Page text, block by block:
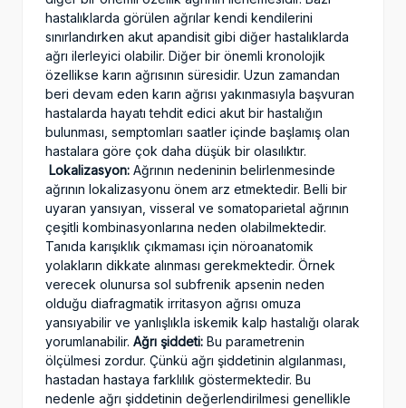
hastalıklarda görülen ağrılar kendi kendilerini
sınırlandırken akut apandisit gibi diğer hastalıklarda
ağrı ilerleyici olabilir. Diğer bir önemli kronolojik
özellikse karın ağrısının süresidir. Uzun zamandan
beri devam eden karın ağrısı yakınmasıyla başvuran
hastalarda hayatı tehdit edici akut bir hastalığın
bulunması, semptomları saatler içinde başlamış olan
hastalara göre çok daha düşük bir olasılıktır.
Lokalizasyon: Ağrının nedeninin belirlenmesinde
ağrının lokalizasyonu önem arz etmektedir. Belli bir
uyaran yansıyan, visseral ve somatoparietal ağrının
çeşitli kombinasyonlarına neden olabilmektedir.
Tanıda karışıklık çıkmaması için nöroanatomik
yolakların dikkate alınması gerekmektedir. Örnek
verecek olunursa sol subfrenik apsenin neden
olduğu diafragmatik irritasyon ağrısı omuza
yansıyabilir ve yanlışlıkla iskemik kalp hastalığı olarak
yorumlanabilir. Ağrı şiddeti: Bu parametrenin
ölçülmesi zordur. Çünkü ağrı şiddetinin algılanması,
hastadan hastaya farklılık göstermektedir. Bu
nedenle ağrı şiddetinin değerlendirilmesi genellikle